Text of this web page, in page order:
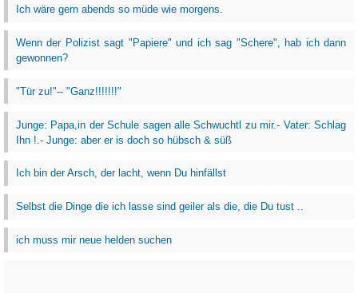
Ich wäre gern abends so müde wie morgens.
Wenn der Polizist sagt "Papiere" und ich sag "Schere", hab ich dann
gewonnen?
"Tür zu!"-- "Ganz!!!!!!!"
Junge: Papa,in der Schule sagen alle Schwuchtl zu mir.- Vater: Schlag
Ihn !.- Junge: aber er is doch so hübsch & süß
Ich bin der Arsch, der lacht, wenn Du hinfällst
Selbst die Dinge die ich lasse sind geiler als die, die Du tust ..
ich muss mir neue helden suchen